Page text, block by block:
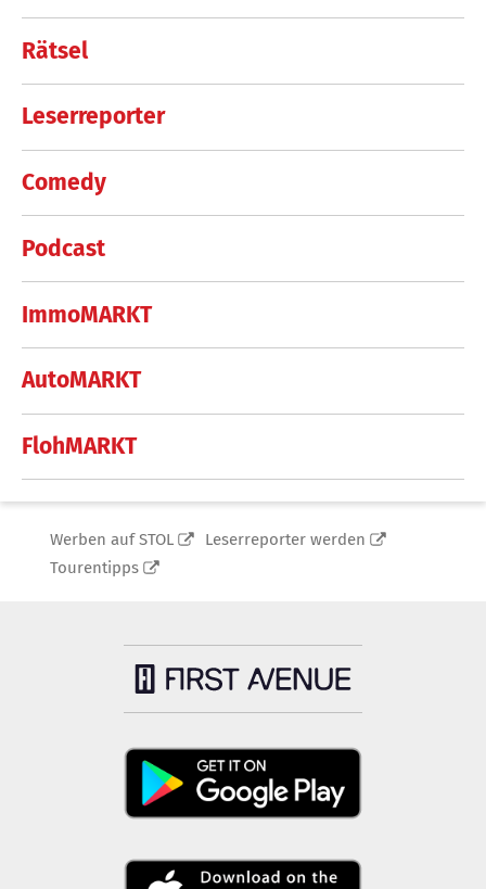
Rätsel
Leserreporter
Comedy
Podcast
ImmoMARKT
AutoMARKT
FlohMARKT
Werben auf STOL
Leserreporter werden
Tourentipps